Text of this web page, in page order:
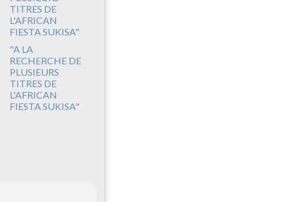
"A LA
RECHERCHE DE
PLUSIEURS
TITRES DE
L'AFRICAN
FIESTA SUKISA"